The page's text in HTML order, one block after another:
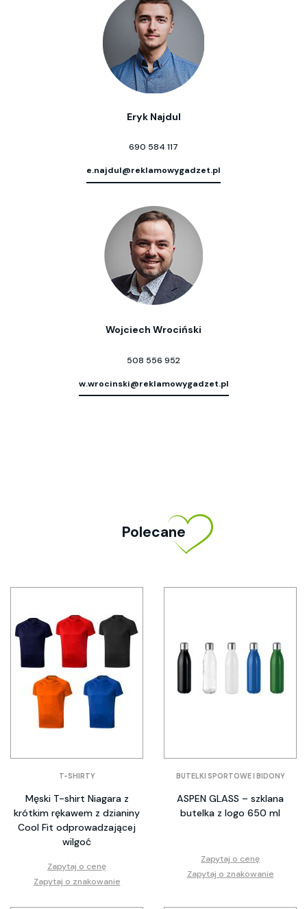
Eryk Najdul
690 584 117
e.najdul@reklamowygadzet.pl
Wojciech Wrociński
508 556 952
w.wrocinski@reklamowygadzet.pl
Polecane
T-SHIRTY
Męski T-shirt Niagara z
krótkim rękawem z dzianiny
Cool Fit odprowadzającej
wilgoć
Zapytaj o cenę
Zapytaj o znakowanie
BUTELKI SPORTOWE I BIDONY
ASPEN GLASS – szklana
butelka z logo 650 ml
Zapytaj o cenę
Zapytaj o znakowanie